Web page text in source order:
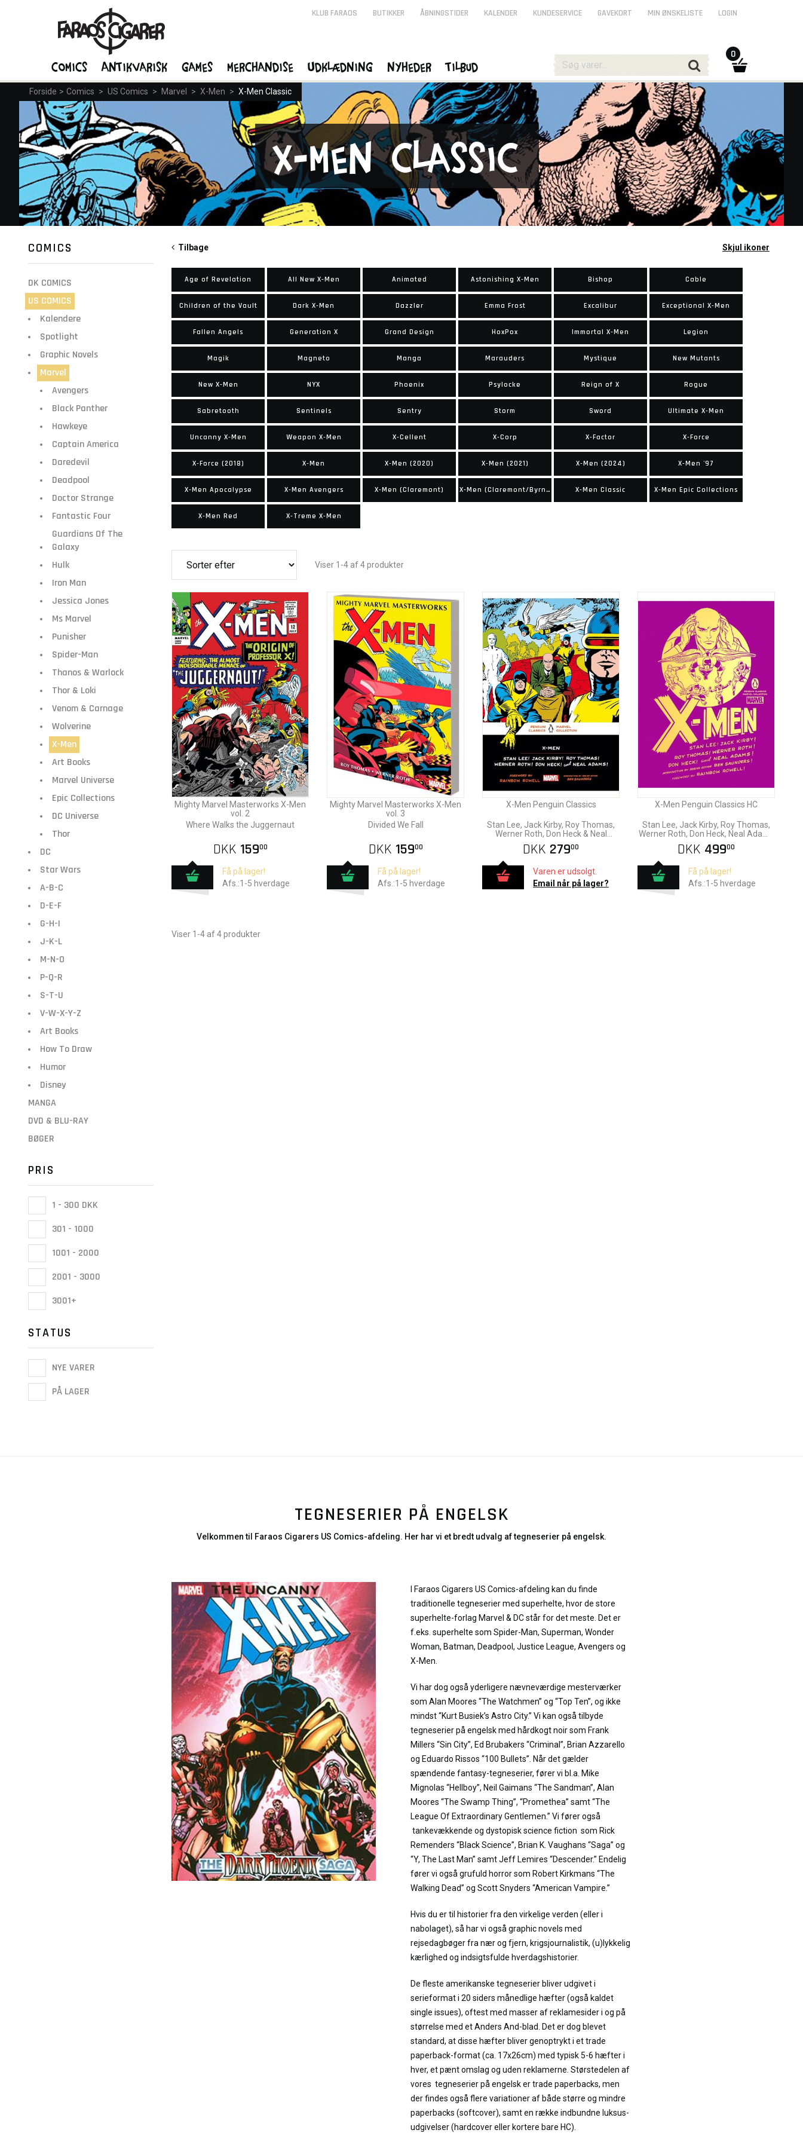
Forside > Comics > US Comics > Marvel > X-Men > X-Men Classic
X-Men Classic
COMICS
DK COMICS
US COMICS
Kalendere
Spotlight
Graphic Novels
Marvel
Avengers
Black Panther
Hawkeye
Captain America
Daredevil
Deadpool
Doctor Strange
Fantastic Four
Guardians Of The
Galaxy
Hulk
Iron Man
Jessica Jones
Ms Marvel
Punisher
Spider-Man
Thanos & Warlock
Thor & Loki
Venom & Carnage
Wolverine
X-Men
Art Books
Marvel Universe
Epic Collections
DC Universe
Thor
DC
Star Wars
A-B-C
D-E-F
G-H-I
J-K-L
M-N-O
P-Q-R
S-T-U
V-W-X-Y-Z
Art Books
How To Draw
Humor
Disney
MANGA
DVD & BLU-RAY
BØGER
PRIS
1 - 300 DKK
301 - 1000
1001 - 2000
2001 - 3000
3001+
STATUS
NYE VARER
PÅ LAGER
Skjul ikoner
Tilbage
Age of Revelation All New X-Men Animated Astonishing X-Men Bishop Cable
Children of the Vault Dark X-Men Dazzler Emma Frost Excalibur Exceptional X-Men
Fallen Angels Generation X Grand Design HoxPox Immortal X-Men Legion
Magik Magneto Manga Marauders Mystique New Mutants
New X-Men NYX Phoenix Psylocke Reign of X Rogue
Sabretooth Sentinels Sentry Storm Sword Ultimate X-Men
Uncanny X-Men Weapon X-Men X-Cellent X-Corp X-Factor X-Force
X-Force (2018) X-Men X-Men (2020) X-Men (2021) X-Men (2024) X-Men '97
X-Men Apocalypse X-Men Avengers X-Men (Claremont) X-Men (Claremont/Byrne) X-Men Classic X-Men Epic Collections
X-Men Red X-Treme X-Men
Viser 1-4 af 4 produkter
Mighty Marvel Masterworks X-Men
vol. 2
Where Walks the Juggernaut
DKK 15900
Få på lager!
Afs.:1-5 hverdage
Mighty Marvel Masterworks X-Men
vol. 3
Divided We Fall
DKK 15900
Få på lager!
Afs.:1-5 hverdage
X-Men Penguin Classics
Stan Lee, Jack Kirby, Roy Thomas,
Werner Roth, Don Heck & Neal
Adams
DKK 27900
Varen er udsolgt.
Email når på lager?
X-Men Penguin Classics HC
Stan Lee, Jack Kirby, Roy Thomas,
Werner Roth, Don Heck, Neal Adams
& Arnold Dra
DKK 49900
Få på lager!
Afs.:1-5 hverdage
Viser 1-4 af 4 produkter
TEGNESERIER PÅ ENGELSK
Velkommen til Faraos Cigarers US Comics-afdeling. Her har vi et bredt udvalg af tegneserier på engelsk.
I Faraos Cigarers US Comics-afdeling kan du finde
traditionelle tegneserier med superhelte, hvor de store
superhelte-forlag Marvel & DC står for det meste. Det er
f.eks. superhelte som Spider-Man, Superman, Wonder
Woman, Batman, Deadpool, Justice League, Avengers og
X-Men.
Vi har dog også yderligere nævneværdige mesterværker
som Alan Moores “The Watchmen” og “Top Ten”, og ikke
mindst “Kurt Busiek’s Astro City.” Vi kan også tilbyde
tegneserier på engelsk med hårdkogt noir som Frank
Millers “Sin City”, Ed Brubakers “Criminal”, Brian Azzarello
og Eduardo Rissos “100 Bullets”. Når det gælder
spændende fantasy-tegneserier, fører vi bl.a. Mike
Mignolas “Hellboy”, Neil Gaimans “The Sandman”, Alan
Moores “The Swamp Thing”, “Promethea” samt “The
League Of Extraordinary Gentlemen.” Vi fører også
tankevækkende og dystopisk science fiction som Rick
Remenders “Black Science”, Brian K. Vaughans “Saga” og
“Y, The Last Man” samt Jeff Lemires “Descender.” Endelig
fører vi også grufuld horror som Robert Kirkmans “The
Walking Dead” og Scott Snyders “American Vampire.”
Hvis du er til historier fra den virkelige verden (eller i
nabolaget), så har vi også graphic novels med
rejsedagbøger fra nær og fjern, krigsjournalistik, (u)lykkelig
kærlighed og indsigtsfulde hverdagshistorier.
De fleste amerikanske tegneserier bliver udgivet i
serieformat i 20 siders månedlige hæfter (også kaldet
single issues), oftest med masser af reklamesider i og på
størrelse med et Anders And-blad. Det er dog blevet
standard, at disse hæfter bliver genoptrykt i et trade
paperback-format (ca. 17x26cm) med typisk 5-6 hæfter i
hver, et pænt omslag og uden reklamerne. Størstedelen af
vores tegneserier på engelsk er trade paperbacks, men
der findes også flere variationer af både større og mindre
paperbacks (softcover), samt en række indbundne luksus-
udgivelser (hardcover eller kortere bare HC).
KLUB FARAOS BUTIKKER ÅBNINGSTIDER KALENDER KUNDESERVICE GAVEKORT MIN ØNSKELISTE LOGIN
Comics Antikvarisk Games Merchandise Udklædning Nyheder Tilbud
0